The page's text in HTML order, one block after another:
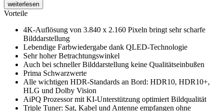
weiterlesen
Vorteile
4K-Auflösung von 3.840 x 2.160 Pixeln bringt sehr scharfe
Bilddarstellung
Lebendige Farbwiedergabe dank QLED-Technologie
Sehr hoher Betrachtungswinkel
Auch bei schneller Bilddarstellung keine Qualitätseinbußen
Prima Schwarzwerte
Alle wichtigen HDR-Standards an Bord: HDR10, HDR10+,
HLG und Dolby Vision
AiPQ Prozessor mit KI-Unterstützung optimiert Bildqualität
Triple Tuner: Sat, Kabel und Antenne empfangen ohne